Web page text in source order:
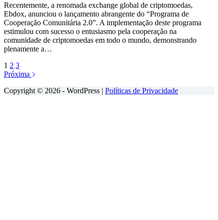
Recentemente, a renomada exchange global de criptomoedas,
Ebdox, anunciou o lançamento abrangente do “Programa de
Cooperação Comunitária 2.0”. A implementação deste programa
estimulou com sucesso o entusiasmo pela cooperação na
comunidade de criptomoedas em todo o mundo, demonstrando
plenamente a…
1 2 3
Próxima
Copyright © 2026 - WordPress | Políticas de Privacidade